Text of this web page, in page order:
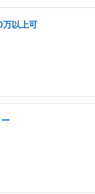
万以上可